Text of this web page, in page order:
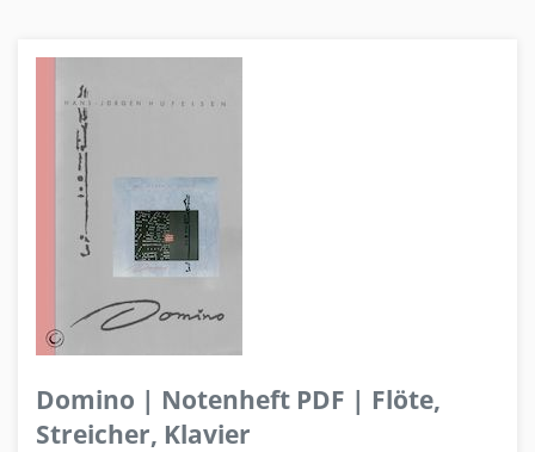
Domino | Notenheft PDF | Flöte,
Streicher, Klavier